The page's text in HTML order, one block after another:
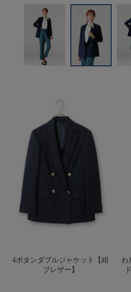
4ボタンダブルジャケット【紺
ブレザー】
わ